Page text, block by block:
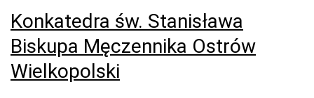
Konkatedra św. Stanisława
Biskupa Męczennika Ostrów
Wielkopolski